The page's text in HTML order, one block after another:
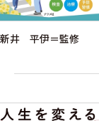
新井 平伊＝監修